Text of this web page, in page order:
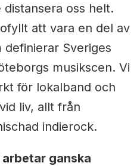
oss helt.
att vara en del av
definierar Sveriges
musikscen. Vi
för lokalband och
liv, allt från
indierock.
ganska